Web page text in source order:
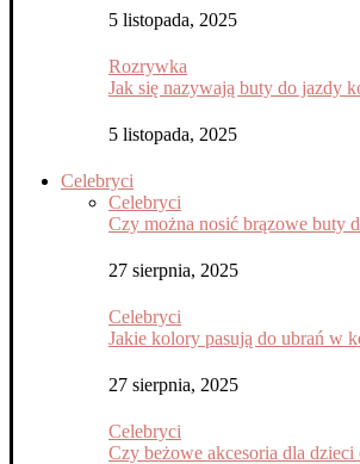
5 listopada, 2025
Rozrywka
Jak się nazywają buty do jazdy
5 listopada, 2025
Celebryci
Celebryci
Czy można nosić brązowe buty
27 sierpnia, 2025
Celebryci
Jakie kolory pasują do ubrań w
27 sierpnia, 2025
Celebryci
Czy beżowe akcesoria dla dzieci